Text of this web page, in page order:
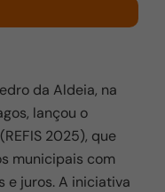
da Aldeia, na
lançou o
2025), que
municipais com
e juros. A iniciativa